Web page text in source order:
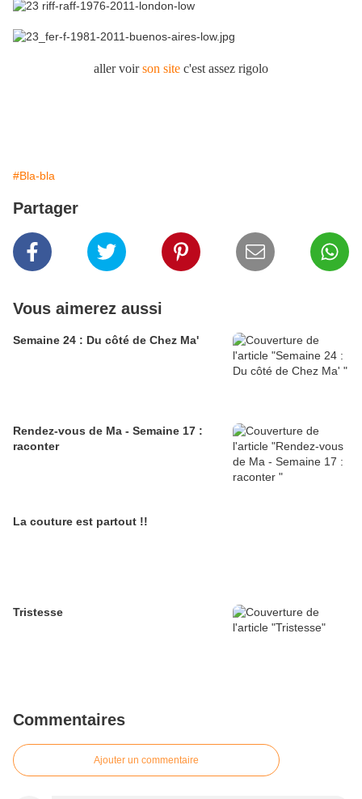
aller voirson site c'est assez rigolo
#Bla-bla
Partager
Vous aimerez aussi
Semaine 24 : Du côté de Chez Ma'
Rendez-vous de Ma - Semaine 17 :
raconter
La couture est partout !!
Tristesse
Commentaires
Ajouter un commentaire